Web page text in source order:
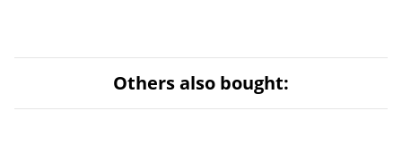
Others also bought: